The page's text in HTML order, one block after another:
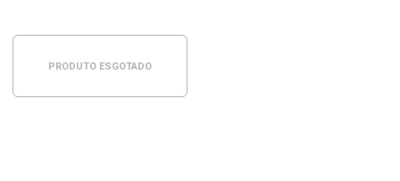
PRODUTO ESGOTADO